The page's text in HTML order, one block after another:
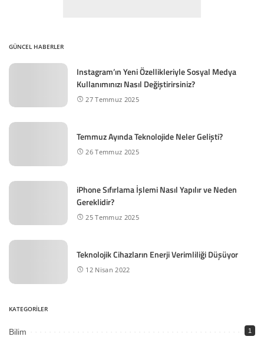
GÜNCEL HABERLER
Instagram’ın Yeni Özellikleriyle Sosyal Medya
Kullanımınızı Nasıl Değiştirirsiniz?
27 Temmuz 2025
Temmuz Ayında Teknolojide Neler Gelişti?
26 Temmuz 2025
iPhone Sıfırlama İşlemi Nasıl Yapılır ve Neden
Gereklidir?
25 Temmuz 2025
Teknolojik Cihazların Enerji Verimliliği Düşüyor
12 Nisan 2022
KATEGORİLER
Bilim 1